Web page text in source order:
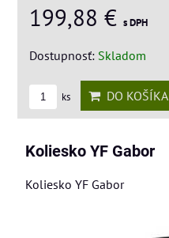
199,88 € s DPH
Dostupnosť: Skladom
ks DO KOŠÍKA
Koliesko YF Gabor
Koliesko YF Gabor